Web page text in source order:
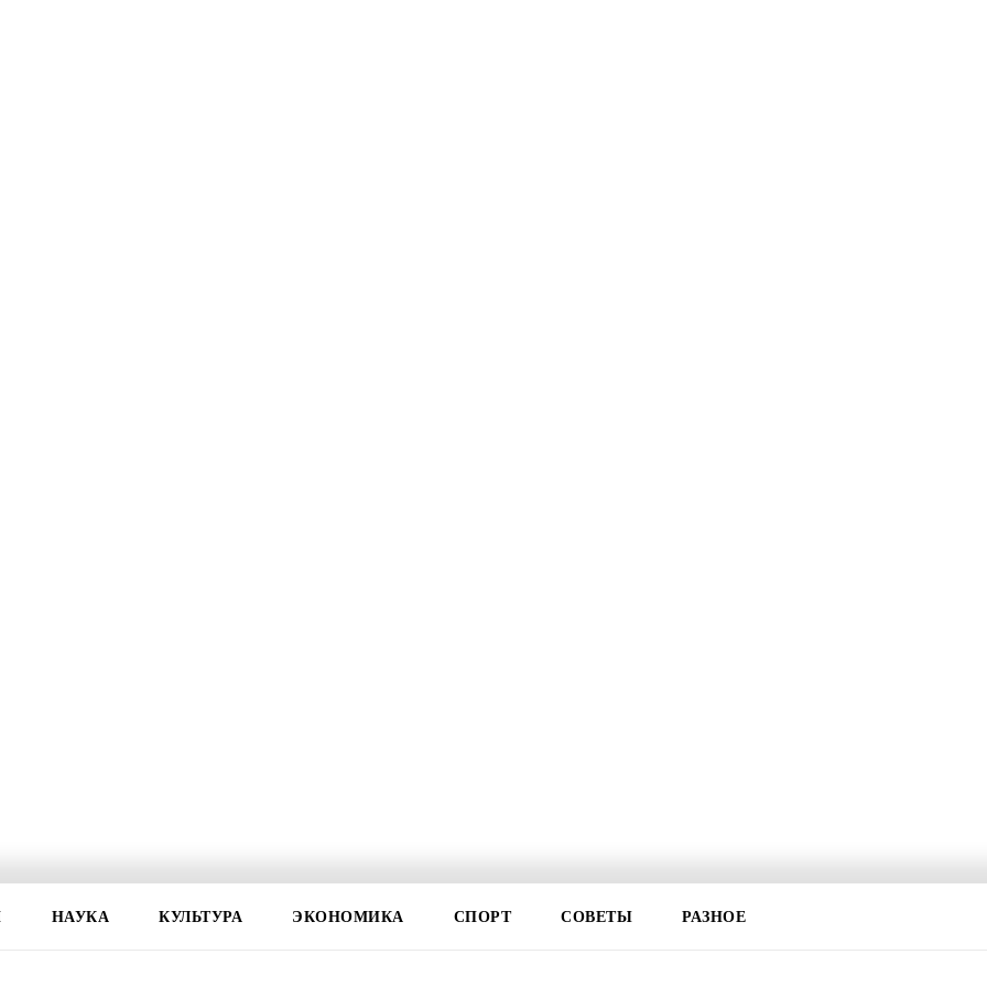
НАУКА КУЛЬТУРА ЭКОНОМИКА СПОРТ СОВЕТЫ РАЗНОЕ